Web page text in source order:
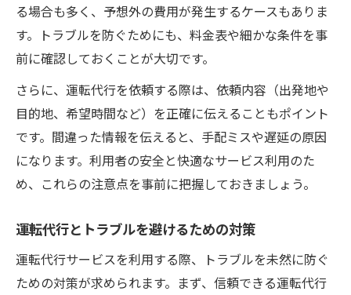
る場合も多く、予想外の費用が発生するケースもありま
す。トラブルを防ぐためにも、料金表や細かな条件を事
前に確認しておくことが大切です。
さらに、運転代行を依頼する際は、依頼内容（出発地や
目的地、希望時間など）を正確に伝えることもポイント
です。間違った情報を伝えると、手配ミスや遅延の原因
になります。利用者の安全と快適なサービス利用のた
め、これらの注意点を事前に把握しておきましょう。
運転代行とトラブルを避けるための対策
運転代行サービスを利用する際、トラブルを未然に防ぐ
ための対策が求められます。まず、信頼できる運転代行